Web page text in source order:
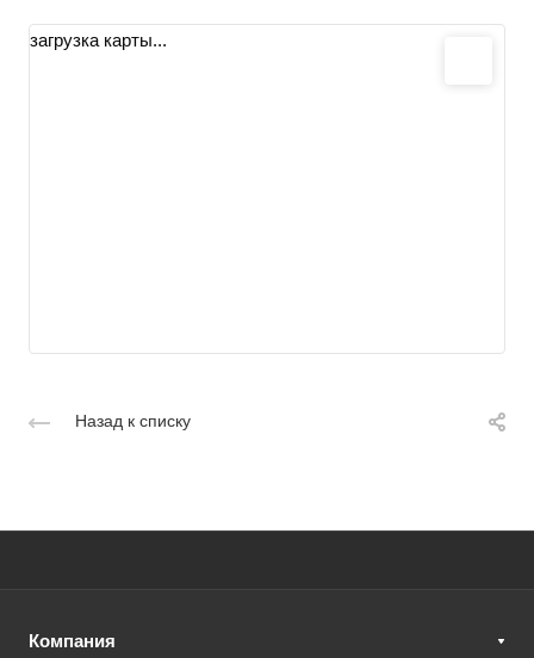
загрузка карты...
Назад к списку
Компания